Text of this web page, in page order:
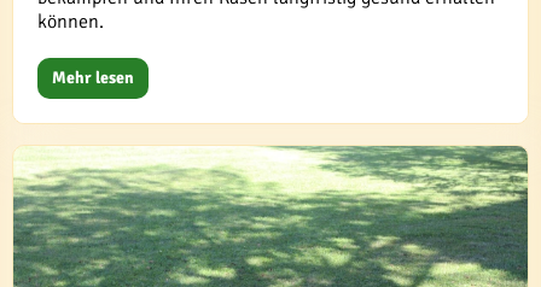
können.
Mehr lesen